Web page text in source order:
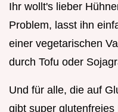
Ihr wollt's lieber
Problem, lasst ihn
einer vegetarischen
durch Tofu oder
Und für alle, die auf
gibt super